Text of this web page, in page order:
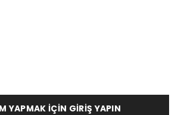
YAPMAK İÇIN GIRIŞ YAPIN